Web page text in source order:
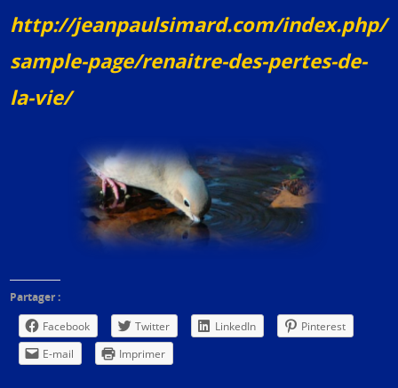
http://jeanpaulsimard.com/index.php/
sample-page/renaitre-des-pertes-de-
la-vie/
Partager :
Facebook
Twitter LinkedIn
Pinterest
E-mail
Imprimer